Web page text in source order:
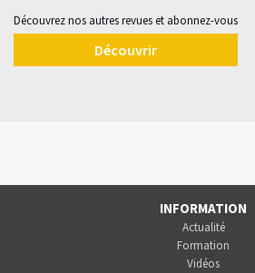
Découvrez nos autres revues et abonnez-vous
Découvrir
INFORMATION
Actualité
Formation
Vidéos